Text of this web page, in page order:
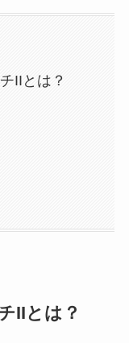
IIとは？
IIとは？